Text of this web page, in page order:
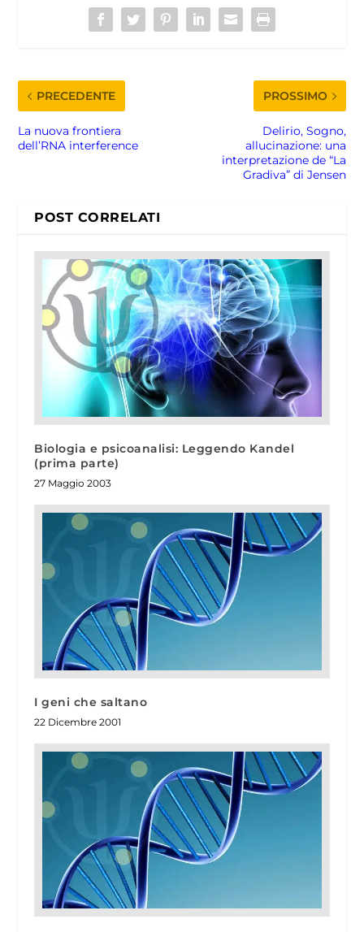
PRECEDENTE
La nuova frontiera
dell’RNA interference
PROSSIMO
Delirio, Sogno,
allucinazione: una
interpretazione de “La
Gradiva” di Jensen
POST CORRELATI
Biologia e psicoanalisi: Leggendo Kandel
(prima parte)
27 Maggio 2003
I geni che saltano
22 Dicembre 2001